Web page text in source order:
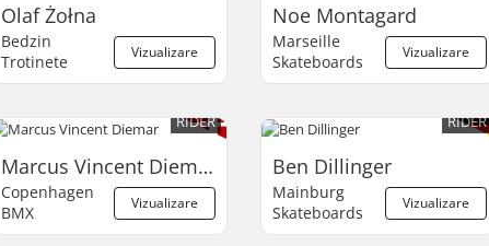
Olaf Żołna
Vizualizare
Bedzin
Trotinete
Noe Montagard
Vizualizare
Marseille
Skateboards
RIDER
Marcus Vincent Diemar
Vizualizare
Copenhagen
BMX
RIDER
Ben Dillinger
Vizualizare
Mainburg
Skateboards